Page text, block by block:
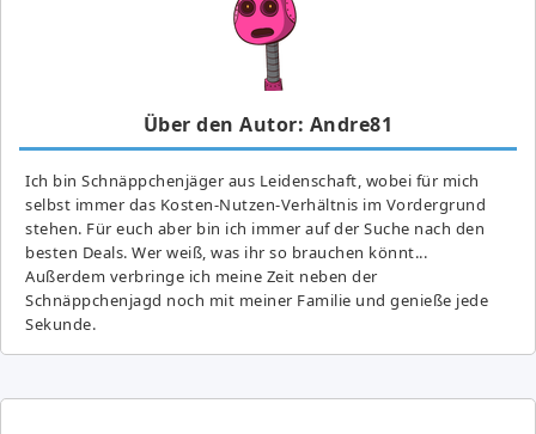
Über den Autor: Andre81
Ich bin Schnäppchenjäger aus Leidenschaft, wobei für mich
selbst immer das Kosten-Nutzen-Verhältnis im Vordergrund
stehen. Für euch aber bin ich immer auf der Suche nach den
besten Deals. Wer weiß, was ihr so brauchen könnt...
Außerdem verbringe ich meine Zeit neben der
Schnäppchenjagd noch mit meiner Familie und genieße jede
Sekunde.